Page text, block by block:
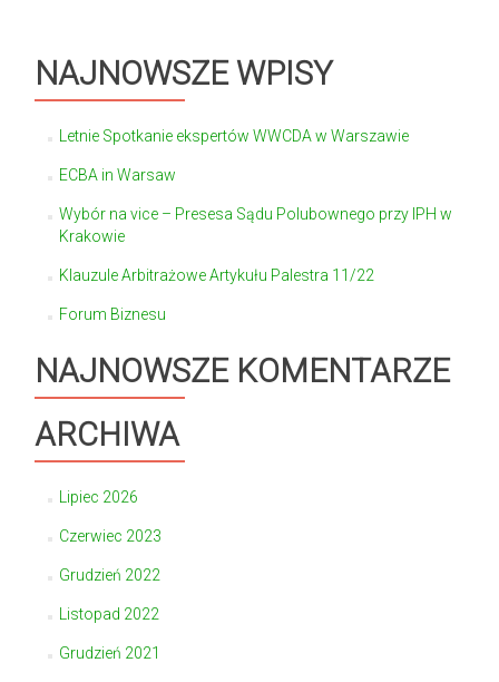
NAJNOWSZE WPISY
Letnie Spotkanie ekspertów WWCDA w Warszawie
ECBA in Warsaw
Wybór na vice – Presesa Sądu Polubownego przy IPH w
Krakowie
Klauzule Arbitrażowe Artykułu Palestra 11/22
Forum Biznesu
NAJNOWSZE KOMENTARZE
ARCHIWA
Lipiec 2026
Czerwiec 2023
Grudzień 2022
Listopad 2022
Grudzień 2021